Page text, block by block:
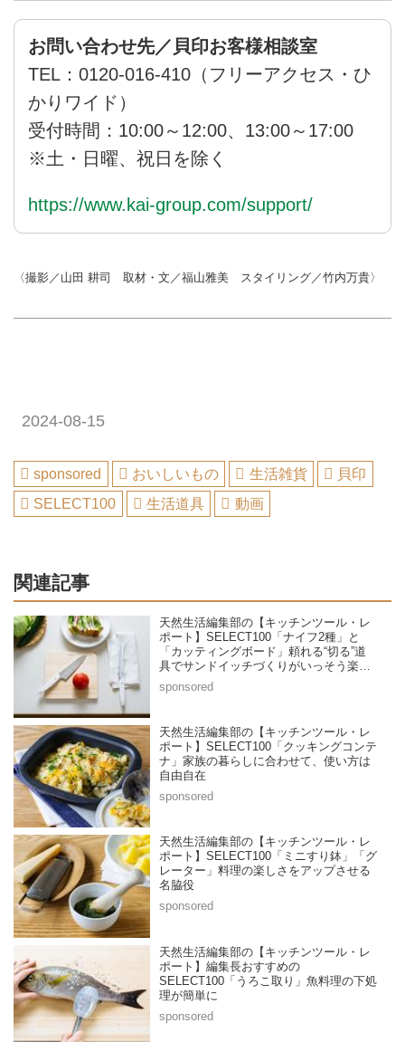
具ブランドです。
お問い合わせ先／貝印お客様相談室
TEL：0120-016-410（フリーアクセス・ひ
かりワイド）
受付時間：10:00～12:00、13:00～17:00
※土・日曜、祝日を除く
https://www.kai-group.com/support/
〈撮影／山田 耕司 取材・文／福山雅美 スタイリング／竹内万貴〉
2024-08-15
sponsored おいしいもの 生活雑貨
貝印
SELECT100
生活道具 動画
関連記事
天然生活編集部の【キッチンツール・レ
ポート】SELECT100「ナイフ2種」と
「カッティングボード」頼れる“切る”道
具でサンドイッチづくりがいっそう楽し
天然生活編集部の【キッチンツール・レ
ポート】SELECT100「クッキングコンテ
ナ」家族の暮らしに合わせて、使い方は
自由自在
天然生活編集部の【キッチンツール・レ
ポート】SELECT100「ミニすり鉢」「グ
レーター」料理の楽しさをアップさせる
名脇役
天然生活編集部の【キッチンツール・レ
ポート】編集長おすすめの
SELECT100「うろこ取り」魚料理の下処
理が簡単に